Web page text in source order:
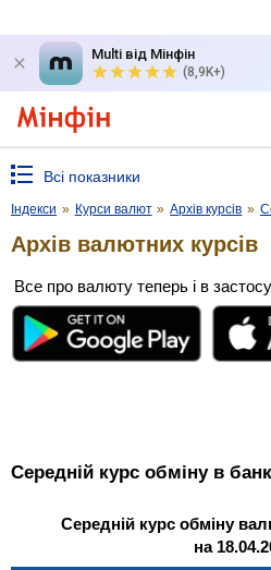
Multi від Мінфін
(8,9K+)
Всі показники
Індекси » Курси валют » Архів курсів »
Архів валютних курсів
Все про валюту теперь і в
Середній курс обміну в
Середній курс обміну
на